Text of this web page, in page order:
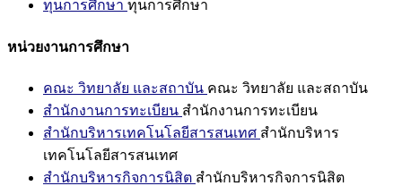
ทุนการศึกษา ทุนการศึกษา
หน่วยงานการศึกษา
คณะ วิทยาลัย และสถาบัน คณะ วิทยาลัย และสถาบัน
สำนักงานการทะเบียน สำนักงานการทะเบียน
สำนักบริหารเทคโนโลยีสารสนเทศ สำนักบริหาร
เทคโนโลยีสารสนเทศ
สำนักบริหารกิจการนิสิต สำนักบริหารกิจการนิสิต